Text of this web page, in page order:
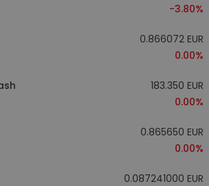
-3.80%
0.866072 EUR
0.00%
183.350 EUR
0.00%
0.865650 EUR
0.00%
0.087241000 EUR